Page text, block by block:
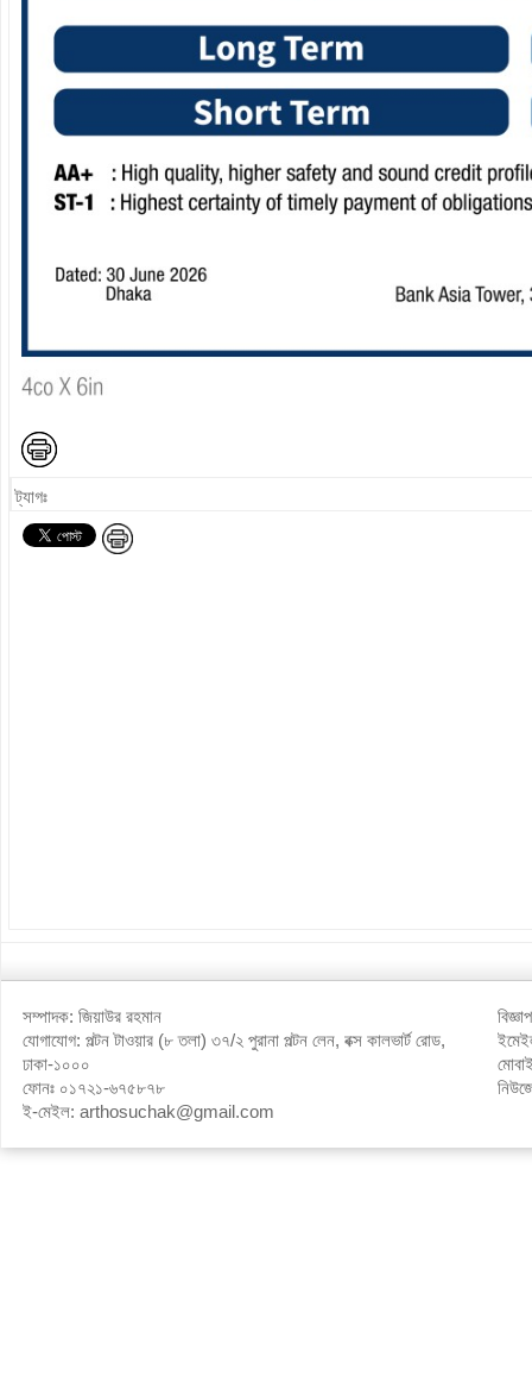
ট্যাগঃ
সম্পাদক: জিয়াউর রহমান
যোগাযোগ: পল্টন টাওয়ার (৮ তলা) ৩৭/২ পুরানা পল্টন লেন, বক্স কালভার্ট রোড,
ঢাকা-১০০০
ফোনঃ ০১৭২১-৬৭৫৮৭৮
ই-মেইল: arthosuchak@gmail.com